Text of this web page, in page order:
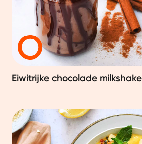
Eiwitrijke chocolade milkshake